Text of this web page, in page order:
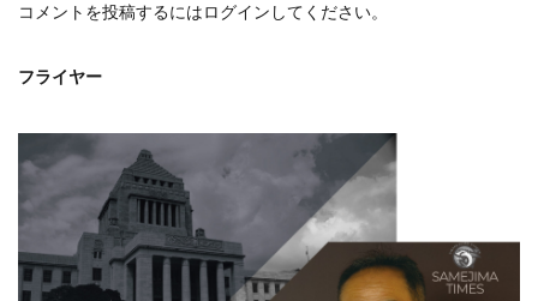
コメントを投稿するにはログイン してください。
フライヤー